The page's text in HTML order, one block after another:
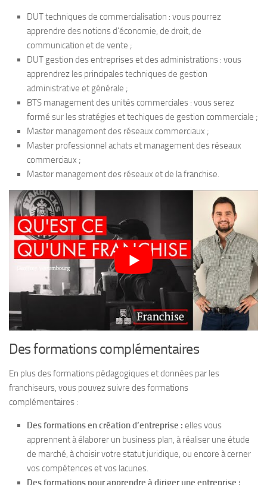
DUT techniques de commercialisation : vous pourrez
apprendre des notions d’économie, de droit, de
communication et de vente ;
DUT gestion des entreprises et des administrations : vous
apprendrez les principales techniques de gestion
administrative et générale ;
BTS management des unités commerciales : vous serez
formé sur les stratégies et techiques de gestion commerciale ;
Master management des réseaux commerciaux ;
Master professionnel achats et management des réseaux
commerciaux ;
Master management des réseaux et de la franchise.
Des formations complémentaires
En plus des formations pédagogiques et données par les
franchiseurs, vous pouvez suivre des formations
complémentaires :
Des formations en création d’entreprise : elles vous
apprennent à élaborer un business plan, à réaliser une étude
de marché, à choisir votre statut juridique, ou encore à cerner
vos compétences et vos lacunes.
Des formations pour apprendre à diriger une entreprise :